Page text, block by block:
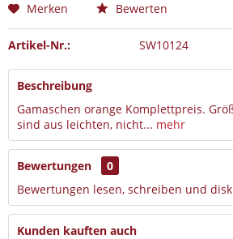
Merken Bewerten
Artikel-Nr.: SW10124
Beschreibung
Gamaschen orange Komplettpreis.
sind aus leichten, nicht... mehr
Bewertungen
0
Bewertungen lesen, schreiben und
Kunden kauften auch